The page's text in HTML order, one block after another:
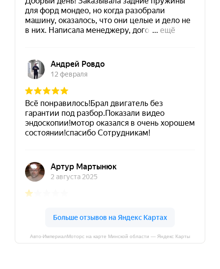
Авто-ИмпериалМоторс на карте Минской области — Яндекс Карты